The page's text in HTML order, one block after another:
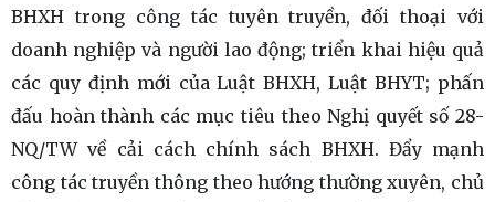
BHXH trong công tác tuyên truyền, đối thoại với
doanh nghiệp và người lao động; triển khai hiệu quả
các quy định mới của Luật BHXH, Luật BHYT; phấn
đấu hoàn thành các mục tiêu theo Nghị quyết số 28-
NQ/TW về cải cách chính sách BHXH. Đẩy mạnh
công tác truyền thông theo hướng thường xuyên, chủ